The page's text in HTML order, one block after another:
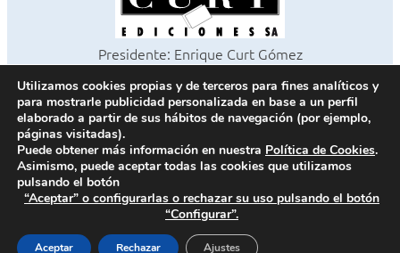
Presidente: Enrique Curt Gómez
©2026 Revista Cocinas y Baños
Todos los derechos reservados
Paseo de Gracia, 63. 1º 2ª. 08008 Barcelona -
Fax 933 183 505
Política de cookies
Política de privacidad
Utilizamos cookies propias y de terceros para fines analíticos y
para mostrarle publicidad personalizada en base a un perfil
elaborado a partir de sus hábitos de navegación (por ejemplo,
páginas visitadas).
Puede obtener más información en nuestra Política de Cookies.
Asimismo, puede aceptar todas las cookies que utilizamos
pulsando el botón
“Aceptar” o configurarlas o rechazar su uso pulsando el botón
“Configurar”.
Aceptar Rechazar Ajustes